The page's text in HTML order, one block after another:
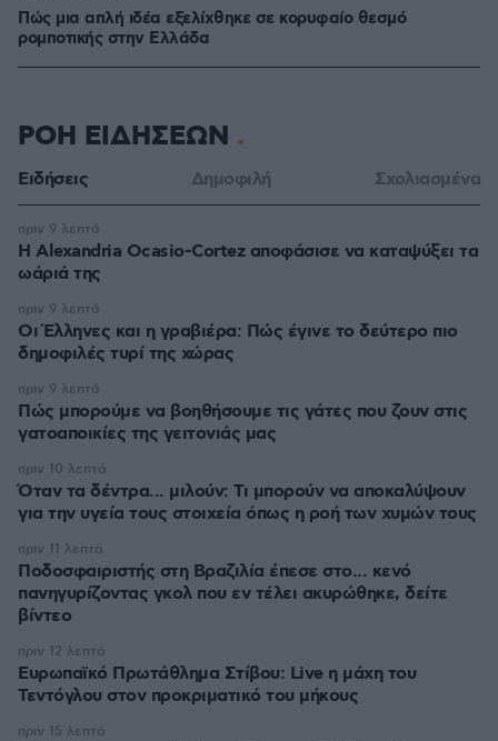
Πώς μια απλή ιδέα εξελίχθηκε σε κορυφαίο θεσμό
ρομποτικής στην Ελλάδα
ΡΟΗ ΕΙΔΗΣΕΩΝ
Ειδήσεις Δημοφιλή Σχολιασμένα
Η Alexandria Ocasio-Cortez αποφάσισε να καταψύξει τα
ωάριά της
πριν 9 λεπτά
Οι Έλληνες και η γραβιέρα: Πώς έγινε το δεύτερο πιο
δημοφιλές τυρί της χώρας
πριν 9 λεπτά
Πώς μπορούμε να βοηθήσουμε τις γάτες που ζουν στις
γατοαποικίες της γειτονιάς μας
πριν 9 λεπτά
Όταν τα δέντρα... μιλούν: Τι μπορούν να αποκαλύψουν
για την υγεία τους στοιχεία όπως η ροή των χυμών τους
πριν 10 λεπτά
Ποδοσφαιριστής στη Βραζιλία έπεσε στο... κενό
πανηγυρίζοντας γκολ που εν τέλει ακυρώθηκε, δείτε
βίντεο
πριν 11 λεπτά
Ευρωπαϊκό Πρωτάθλημα Στίβου: Live η μάχη του
Τεντόγλου στον προκριματικό του μήκους
πριν 12 λεπτά
πριν 15 λεπτά